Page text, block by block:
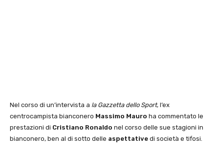
Nel corso di un’intervista a la Gazzetta dello Sport, l’ex
centrocampista bianconero Massimo Mauro ha commentato le
prestazioni di Cristiano Ronaldo nel corso delle sue stagioni in
bianconero, ben al di sotto delle aspettative di società e tifosi.